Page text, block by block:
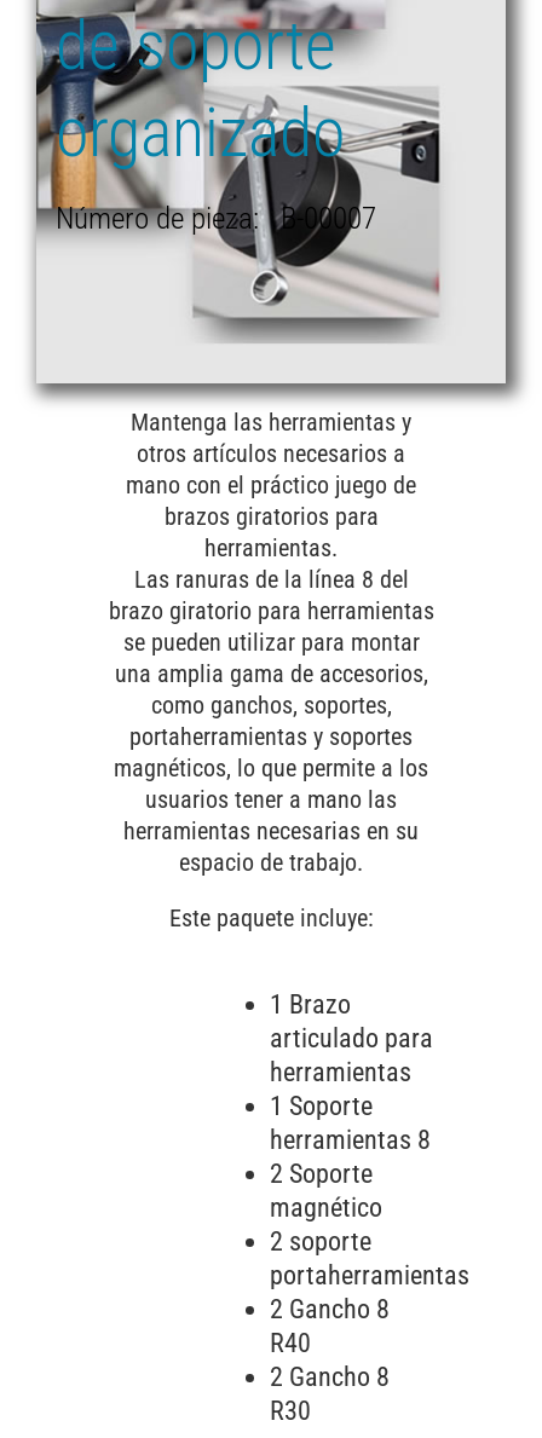
de soporte
organizado
Número de pieza: B-00007
Mantenga las herramientas y
otros artículos necesarios a
mano con el práctico juego de
brazos giratorios para
herramientas.
Las ranuras de la línea 8 del
brazo giratorio para herramientas
se pueden utilizar para montar
una amplia gama de accesorios,
como ganchos, soportes,
portaherramientas y soportes
magnéticos, lo que permite a los
usuarios tener a mano las
herramientas necesarias en su
espacio de trabajo.
Este paquete incluye:
1 Brazo
articulado para
herramientas
1 Soporte
herramientas 8
2 Soporte
magnético
2 soporte
portaherramientas
2 Gancho 8
R40
2 Gancho 8
R30